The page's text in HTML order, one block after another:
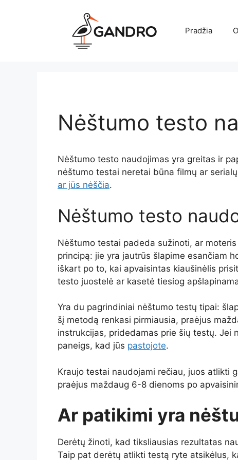
Pradžia
Nėštumo testo
Nėštumo testo naudojimas yra greitas ir
nėštumo testai neretai būna filmų ar
ar jūs nėščia.
Nėštumo testo
Nėštumo testai padeda sužinoti, ar
principą: jie yra jautrūs šlapime esančiam
iškart po to, kai apvaisintas kiaušinėlis
testo juostelė ar kasetė tiesiog
Yra du pagrindiniai nėštumo testų tipai:
šį metodą renkasi pirmiausia, praėjus
instrukcijas, pridedamas prie šių testų. Jei
paneigs, kad jūs pastojote.
Kraujo testai naudojami rečiau, juos atlikti
praėjus maždaug 6-8 dienoms po
Ar patikimi yra
Derėtų žinoti, kad tiksliausias rezultatas
Taip pat derėtų atlikti testą ryte atsikėlus,